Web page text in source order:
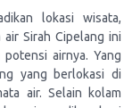
lokasi wisata,
Sirah Cipelang ini
airnya. Yang
yang berlokasi di
air. Selain kolam